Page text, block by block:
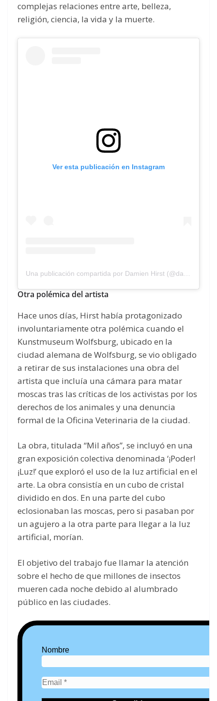
complejas relaciones entre arte, belleza,
religión, ciencia, la vida y la muerte.
Ver esta publicación en Instagram
Una publicación compartida por Damien Hirst (@damienhirst)
Otra polémica del artista
Hace unos días, Hirst había protagonizado
involuntariamente otra polémica cuando el
Kunstmuseum Wolfsburg, ubicado en la
ciudad alemana de Wolfsburg, se vio obligado
a retirar de sus instalaciones una obra del
artista que incluía una cámara para matar
moscas tras las críticas de los activistas por los
derechos de los animales y una denuncia
formal de la Oficina Veterinaria de la ciudad.
La obra, titulada “Mil años”, se incluyó en una
gran exposición colectiva denominada ‘¡Poder!
¡Luz!’ que exploró el uso de la luz artificial en el
arte. La obra consistía en un cubo de cristal
dividido en dos. En una parte del cubo
eclosionaban las moscas, pero si pasaban por
un agujero a la otra parte para llegar a la luz
artificial, morían.
El objetivo del trabajo fue llamar la atención
sobre el hecho de que millones de insectos
mueren cada noche debido al alumbrado
público en las ciudades.
Nombre